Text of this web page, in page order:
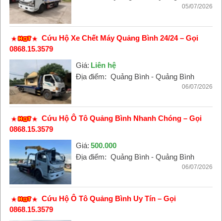
05/07/2026
Cứu Hộ Xe Chết Máy Quảng Bình 24/24 – Gọi
0868.15.3579
Giá: Liên hệ
Địa điểm: Quảng Bình - Quảng Bình
06/07/2026
Cứu Hộ Ô Tô Quảng Bình Nhanh Chóng – Gọi
0868.15.3579
Giá: 500.000
Địa điểm: Quảng Bình - Quảng Bình
06/07/2026
Cứu Hộ Ô Tô Quảng Bình Uy Tín – Gọi
0868.15.3579